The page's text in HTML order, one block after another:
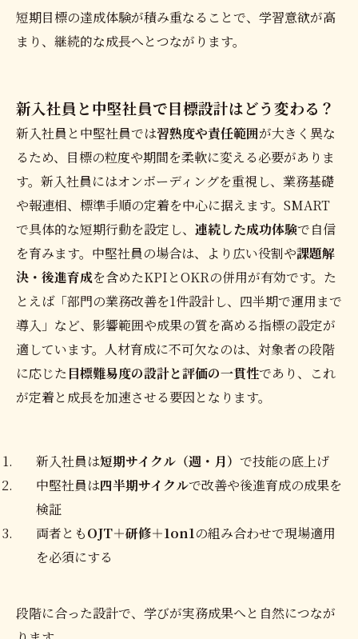
短期目標の達成体験が積み重なることで、学習意欲が高
まり、継続的な成長へとつながります。
新入社員と中堅社員で目標設計はどう変わる？
新入社員と中堅社員では習熟度や責任範囲が大きく異な
るため、目標の粒度や期間を柔軟に変える必要がありま
す。新入社員にはオンボーディングを重視し、業務基礎
や報連相、標準手順の定着を中心に据えます。SMART
で具体的な短期行動を設定し、 連続した成功体験で自信
を育みます。中堅社員の場合は、より広い役割や課題解
決・後進育成を含めたKPIとOKRの併用が有効です。た
とえば「部門の業務改善を1件設計し、四半期で運用まで
導入」など、影響範囲や成果の質を高める指標の設定が
適しています。人材育成に不可欠なのは、対象者の段階
に応じた目標難易度の設計と評価の一貫性であり、これ
が定着と成長を加速させる要因となります。
新入社員は短期サイクル（週・月） で技能の底上げ
中堅社員は四半期サイクルで改善や後進育成の成果を
検証
両者ともOJT＋研修＋1on1の組み合わせで現場適用
を必須にする
段階に合った設計で、学びが実務成果へと自然につなが